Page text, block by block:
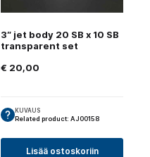
3″ jet body 20 SB x 10 SB
transparent set
€ 20,00
KUVAUS
Related product: AJ00158
Lisää ostoskoriin